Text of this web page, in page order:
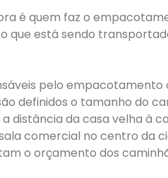
é quem faz o
que está sendo
pelo
definidos o tamanho do
distância da casa velha à
comercial no centro da
o orçamento dos